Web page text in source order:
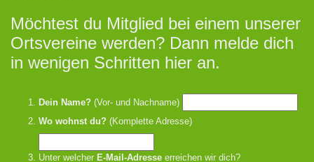
Möchtest du Mitglied bei einem unserer
Ortsvereine werden? Dann melde dich
in wenigen Schritten hier an.
Dein Name? (Vor- und Nachname)
Wo wohnst du? (Komplette Adresse)
Unter welcher E-Mail-Adresse erreichen wir dich?